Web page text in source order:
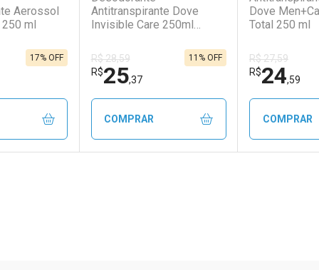
Aerossol
ml
17% OFF
Antitranspirante Dove
Invisible Care 250ml
R$ 28,59
R$25,37
11% OFF
COMPRAR
Dove
Total 250 ml
R$ 27,59
R$24,59
COMPRAR